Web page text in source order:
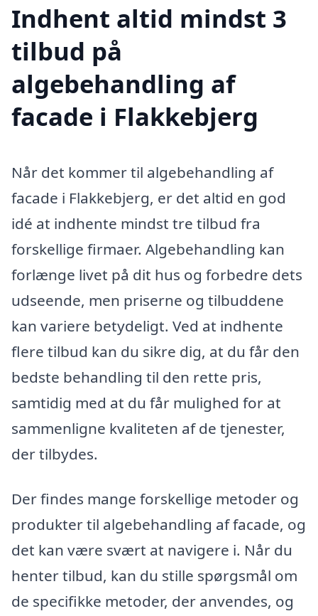
Indhent altid mindst 3
tilbud på
algebehandling af
facade i Flakkebjerg
Når det kommer til algebehandling af
facade i Flakkebjerg, er det altid en god
idé at indhente mindst tre tilbud fra
forskellige firmaer. Algebehandling kan
forlænge livet på dit hus og forbedre dets
udseende, men priserne og tilbuddene
kan variere betydeligt. Ved at indhente
flere tilbud kan du sikre dig, at du får den
bedste behandling til den rette pris,
samtidig med at du får mulighed for at
sammenligne kvaliteten af de tjenester,
der tilbydes.
Der findes mange forskellige metoder og
produkter til algebehandling af facade, og
det kan være svært at navigere i. Når du
henter tilbud, kan du stille spørgsmål om
de specifikke metoder, der anvendes, og